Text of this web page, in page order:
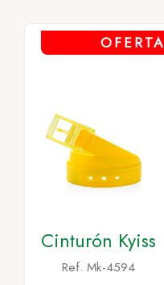
OFERTA
Cinturón Kyiss
Ref. Mk-4594